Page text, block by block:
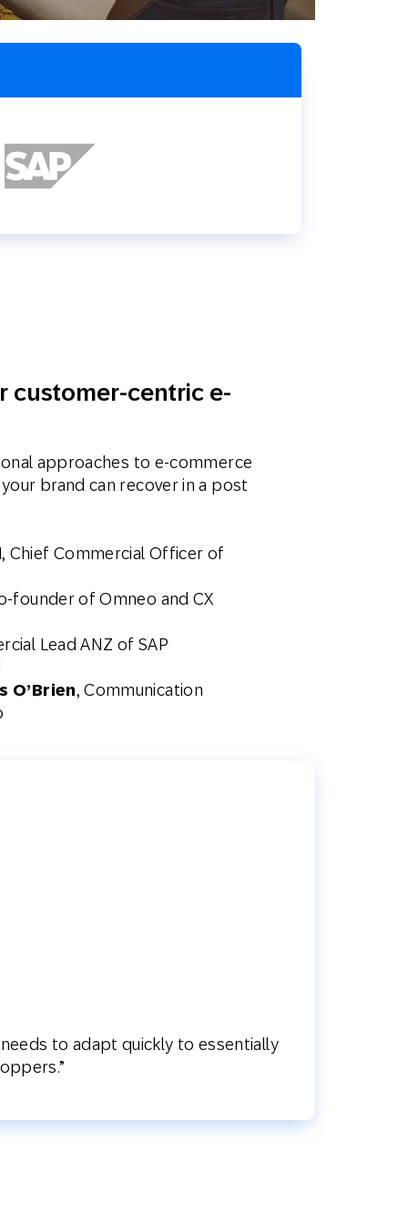
SMS Móvil
customer-centric e-
approaches to e-commerce
brand can recover in a post
, Chief Commercial Officer of
founder of Omneo and CX
Lead ANZ of SAP
O’Brien, Communication
to adapt quickly to essentially